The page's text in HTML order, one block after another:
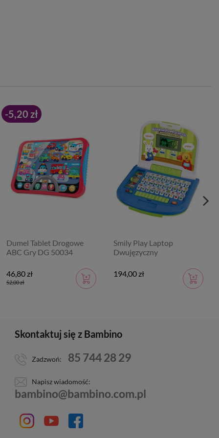
-5,20 zł
Dumel Tablet Drogowe
ABC Gry DG 50034
46,80 zł
52,00 zł
Smily Play Laptop
Dwujęzyczny
194,00 zł
Skontaktuj się z Bambino
Zadzwoń: 85 744 28 29
Napisz wiadomość:
bambino@bambino.com.pl